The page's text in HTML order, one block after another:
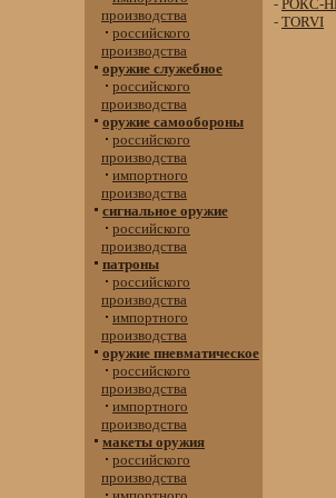
производства
российского
производства
оружие служебное
российского
производства
оружие самообороны
российского
производства
импортного
производства
сигнальное оружие
российского
производства
патроны
российского
производства
импортного
производства
оружие пневматическое
российского
производства
импортного
производства
макеты оружия
российского
производства
- РОКС-
- TORVI